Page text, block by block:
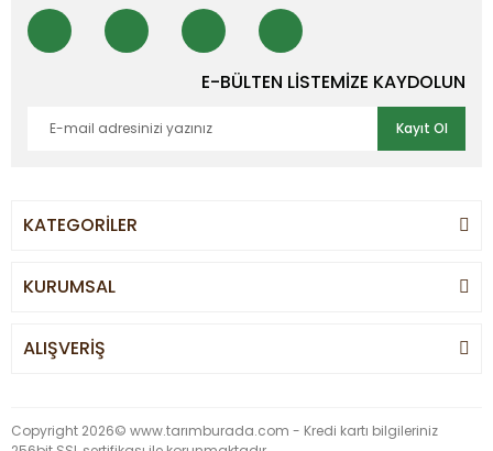
E-BÜLTEN LİSTEMİZE KAYDOLUN
Kayıt Ol
KATEGORİLER
KURUMSAL
ALIŞVERİŞ
Copyright 2026© www.tarımburada.com - Kredi kartı bilgileriniz